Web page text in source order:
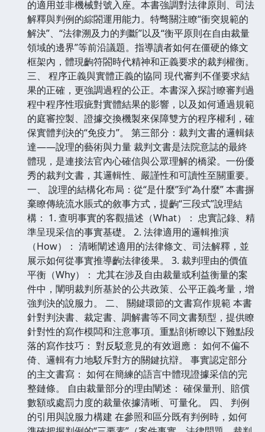
的適用並非機械對號入座。本書強調對法律原則、司法
解釋與判例的綜閤運用能力。特彆關注瞭“衝突規範的
解決”、“法律溯及力的判斷”以及“衡平原則在自由裁量
領域的邊界”等前沿議題。指導讀者如何在僵硬的條文
框架內，體現齣符閤時代精神和正義要求的裁判權衡。
三、 程序正義與實體正義的協同 現代審判不僅要求結
果的正確，更強調過程的公正。本書深入探討瞭審判過
程中程序性瑕疵對實體結果的影響，以及如何通過規範
的庭審控製、證據交換機製來保障雙方的程序權利，確
保實體判決的“免疫力”。 第三部分：裁判文書的邏輯錶
達——說理的藝術與力量 裁判文書是法院意誌的最終
體現，是連接法官內心確信與公眾理解的橋梁。一份優
秀的裁判文書，其邏輯性、嚴謹性和可讀性至關重要。
一、 說理的結構化布局：從“是什麼”到“為什麼” 本書摒
棄瞭傳統流水賬式的敘事方式，提齣“三段式”說理結
構： 1. 查明事實的客觀描述（What）： 忠實記錄、精
準呈現采信的事實基礎。 2. 法律適用的邏輯推演
（How）： 清晰闡述適用的法律條文、司法解釋，並
展示如何從事實推導齣法律後果。 3. 裁判理由的價值
平衡（Why）： 尤其在涉及自由裁量或利益衡量的案
件中，闡明裁判所基於的公共政策、公平正義考量，增
強判決的說服力。 二、 關鍵環節的文書寫作規範 本書
針對判決書、裁定書、調解書等不同文書類型，提供瞭
針對性的寫作模闆和注意事項。重點剖析瞭以下難點段
落的寫作技巧： 對反駁意見的有效迴應： 如何不偏不
倚、邏輯有力地駁斥對方的關鍵抗辯。 事實認定部分
的主文書寫： 如何在簡練的語言中體現證據采信的完
整鏈條。 自由裁量部分的理由闡述： 確保量刑、賠償
數額或處罰力度的裁量依據清晰、可量化。 四、 判例
的引用與說服力構建 在參照和區分既有判例時，如何